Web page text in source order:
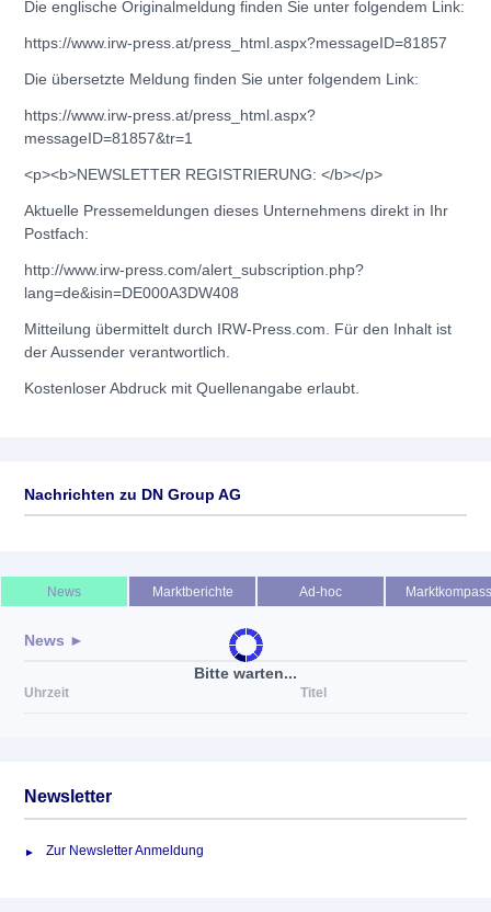
Die englische Originalmeldung finden Sie unter folgendem Link:
https://www.irw-press.at/press_html.aspx?messageID=81857
Die übersetzte Meldung finden Sie unter folgendem Link:
https://www.irw-press.at/press_html.aspx?
messageID=81857&tr=1
<p><b>NEWSLETTER REGISTRIERUNG: </b></p>
Aktuelle Pressemeldungen dieses Unternehmens direkt in Ihr
Postfach:
http://www.irw-press.com/alert_subscription.php?
lang=de&isin=DE000A3DW408
Mitteilung übermittelt durch IRW-Press.com. Für den Inhalt ist
der Aussender verantwortlich.
Kostenloser Abdruck mit Quellenangabe erlaubt.
Nachrichten zu DN Group AG
Bitte warten...
News Marktberichte Ad-hoc Marktkompass
News ►
Uhrzeit Titel
Newsletter
Zur Newsletter Anmeldung